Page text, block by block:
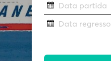
Data partida
Data regresso